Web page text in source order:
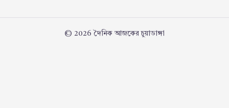
© 2026 দৈনিক আজকের চুয়াডাঙ্গা